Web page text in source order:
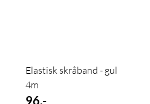
Elastisk skråband - gul
4m
96,-